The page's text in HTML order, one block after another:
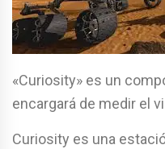
«Curiosity» es un
encargará de medir el
Curiosity es una